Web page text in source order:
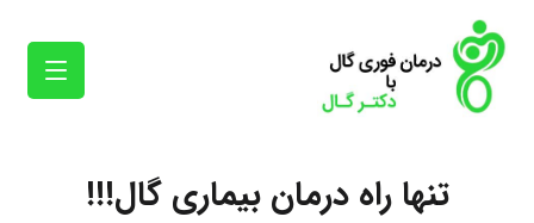
تنها راه درمان بیماری گال!!!